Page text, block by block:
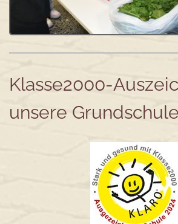
Klasse2000-
unsere Grundschule